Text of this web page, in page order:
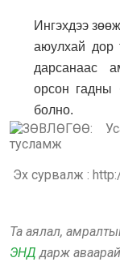
Ингэхдээ
аюулхай дор
дарсанаас
орсон гадны
болно.
Эх сурвалж :
Та аялал,
ЭНД дарж аваарай